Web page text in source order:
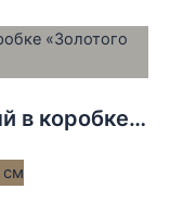
Чай новогодний чёрный в коробке «Золотого 2025 года», 20 г.